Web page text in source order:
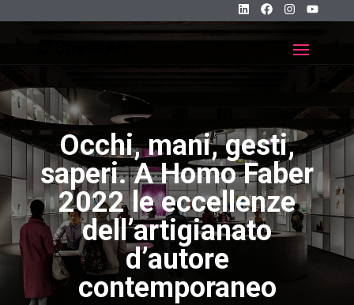
Occhi, mani, gesti,
saperi. A Homo Faber
2022 le eccellenze
dell’artigianato
d’autore
contemporaneo